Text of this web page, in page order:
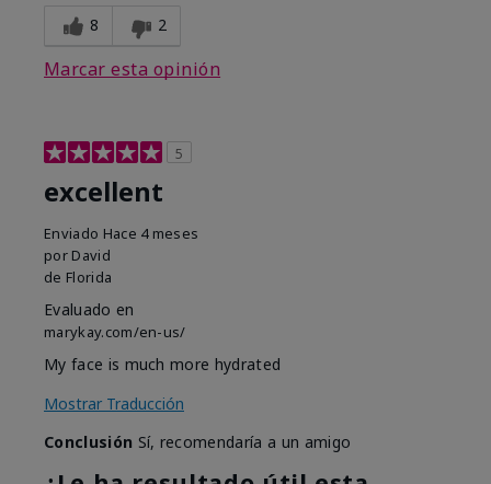
8 2
Marcar esta opinión
5
excellent
Enviado Hace 4 meses
por David
de Florida
Evaluado en
marykay.com/en-us/
My face is much more hydrated
Mostrar Traducción
Conclusión Sí, recomendaría a un amigo